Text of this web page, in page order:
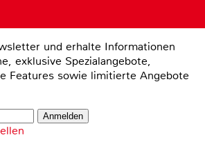
und erhalte Informationen
exklusive Spezialangebote,
Features sowie limitierte Angebote